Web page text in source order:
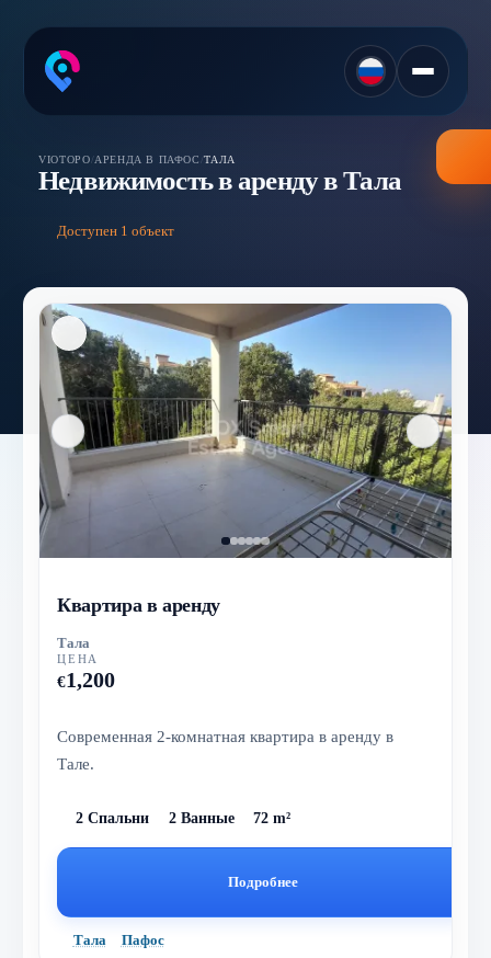
VIOTOPO/АРЕНДА В ПАФОС /ТАЛА
Недвижимость в аренду в Тала
Доступен 1 объект
Квартира в аренду
Тала
ЦЕНА
€1,200
Современная 2-комнатная квартира в аренду в
Тале.
2 Спальни 2 Ванные 72 m²
Подробнее
Тала Пафос